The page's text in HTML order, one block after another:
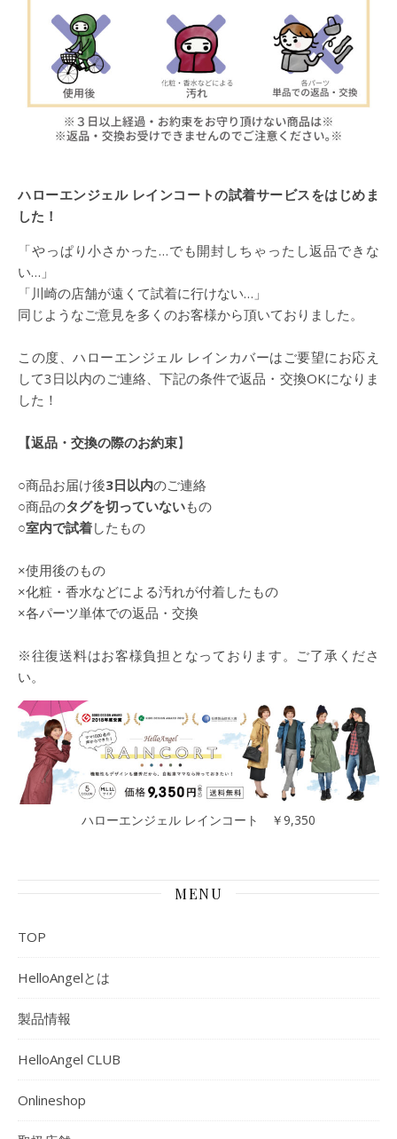
ハローエンジェル レインコートの試着サービスをはじめま
した！
「やっぱり小さかった…でも開封しちゃったし返品できな
い…」
「川崎の店舗が遠くて試着に行けない…」
同じようなご意見を多くのお客様から頂いておりました。
この度、ハローエンジェル レインカバーはご要望にお応え
して3日以内のご連絡、下記の条件で返品・交換OKになりま
した！
【返品・交換の際のお約束】
○商品お届け後3日以内のご連絡
○商品のタグを切っていないもの
○室内で試着したもの
×使用後のもの
×化粧・香水などによる汚れが付着したもの
×各パーツ単体での返品・交換
※往復送料はお客様負担となっております。ご了承くださ
い。
ハローエンジェル レインコート ￥9,350
MENU
TOP
HelloAngelとは
製品情報
HelloAngel CLUB
Onlineshop